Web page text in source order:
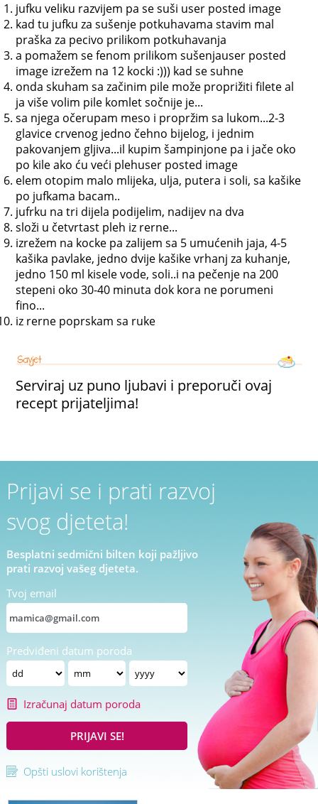
jufku veliku razvijem pa se suši user posted image
kad tu jufku za sušenje potkuhavama stavim mal
praška za pecivo prilikom potkuhavanja
a pomažem se fenom prilikom sušenjauser posted
image izrežem na 12 kocki :))) kad se suhne
onda skuham sa začinim pile može proprižiti filete al
ja više volim pile komlet sočnije je...
sa njega očerupam meso i propržim sa lukom...2-3
glavice crvenog jedno čehno bijelog, i jednim
pakovanjem gljiva...il kupim šampinjone pa i jače oko
po kile ako ću veći plehuser posted image
elem otopim malo mlijeka, ulja, putera i soli, sa kašike
po jufkama bacam..
jufrku na tri dijela podijelim, nadijev na dva
složi u četvrtast pleh iz rerne...
izrežem na kocke pa zalijem sa 5 umućenih jaja, 4-5
kašika pavlake, jedno dvije kašike vrhanj za kuhanje,
jedno 150 ml kisele vode, soli..i na pečenje na 200
stepeni oko 30-40 minuta dok kora ne porumeni
fino...
iz rerne poprskam sa ruke
Serviraj uz puno ljubavi i preporuči ovaj
recept prijateljima!
Prijavi se i prati razvoj
svog djeteta!
Besplatni sedmični bilten koji pažljivo
prati razvoj vašeg djeteta.
Tvoj email
Predviđeni datum poroda
Izračunaj datum poroda
PRIJAVI SE!
Opšti uslovi korištenja